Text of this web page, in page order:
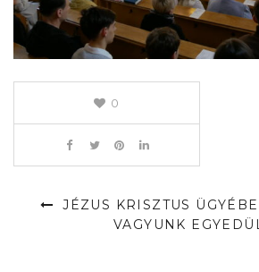
0
JÉZUS KRISZTUS
VAGYUNK